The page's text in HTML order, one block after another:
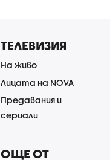
ТЕЛЕВИЗИЯ
На живо
Лицата на NOVA
Предавания и
сериали
ОЩЕ ОТ